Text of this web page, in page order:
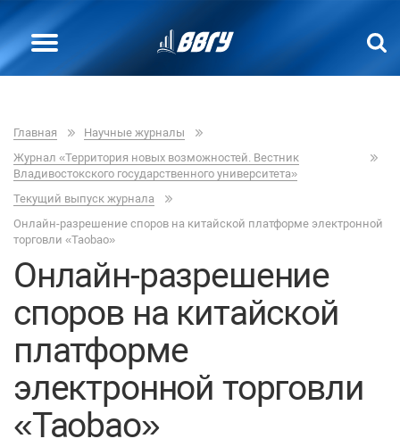
Главная
Научные журналы
Журнал «Территория новых возможностей. Вестник
Владивостокского государственного университета»
Текущий выпуск журнала
Онлайн-разрешение споров на китайской платформе электронной
торговли «Taobao»
Онлайн-разрешение
споров на китайской
платформе
электронной торговли
«Taobao»